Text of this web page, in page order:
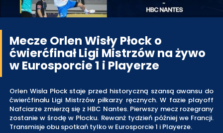
Mecze Orlen Wisły Płock o
ćwierćfinał Ligi Mistrzów na żywo
w Eurosporcie 1 i Playerze
Orlen Wisła Płock staje przed historyczną szansą awansu do
ćwierćfinału Ligi Mistrzów piłkarzy ręcznych. W fazie playoff
Nafciarze zmierzą się z HBC Nantes. Pierwszy mecz rozegrany
zostanie w środę w Płocku. Rewanż tydzień później we Francji.
Transmisje obu spotkań tylko w Eurosporcie 1 i Playerze.